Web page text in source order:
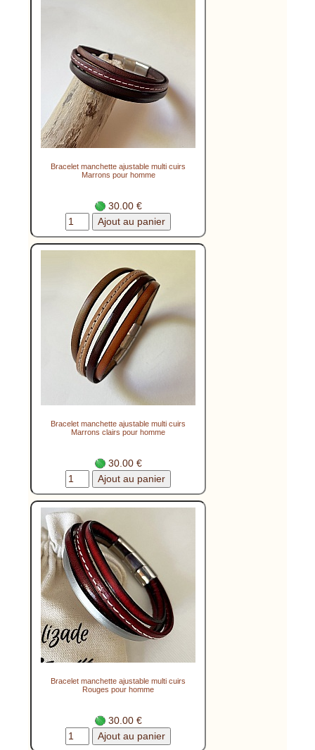
Bracelet manchette ajustable multi cuirs
Marrons pour homme
30.00 €
Bracelet manchette ajustable multi cuirs
Marrons clairs pour homme
30.00 €
Bracelet manchette ajustable multi cuirs
Rouges pour homme
30.00 €